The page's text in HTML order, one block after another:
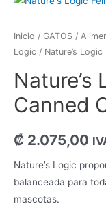
Inicio / GATOS /
Logic / Nature’s
Nature’s
Canned
₡ 2.075,00
Nature’s Logic
balanceada para
mascotas.